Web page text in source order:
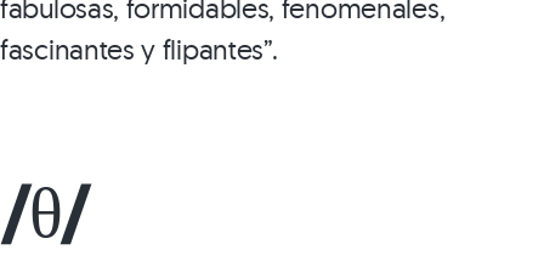
fabulosas, formidables, fenomenales,
fascinantes y flipantes”.
/θ/